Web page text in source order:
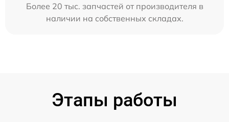
Более 20 тыс. запчастей от производителя в
наличии на собственных складах.
Этапы работы